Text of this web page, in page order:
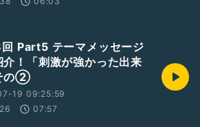
Part5 テーマメッセージ
介！「刺激が強かった出来
の②
19 09:25:59
07:57